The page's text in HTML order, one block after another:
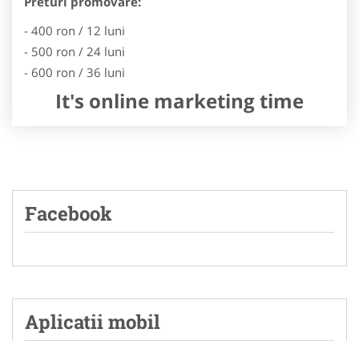
- 400 ron / 12 luni
- 500 ron / 24 luni
- 600 ron / 36 luni
It's online marketing time
Facebook
Aplicatii mobil